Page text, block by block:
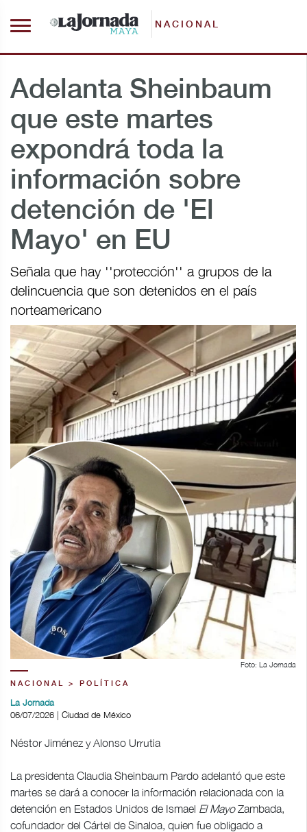
NACIONAL
Adelanta Sheinbaum
que este martes
expondrá toda la
información sobre
detención de 'El
Mayo' en EU
Señala que hay ''protección'' a grupos de la
delincuencia que son detenidos en el país
norteamericano
Foto: La Jornada
NACIONAL > POLÍTICA
La Jornada
06/07/2026 | Ciudad de México
Néstor Jiménez y Alonso Urrutia
La presidenta Claudia Sheinbaum Pardo adelantó que este
martes se dará a conocer la información relacionada con la
detención en Estados Unidos de Ismael El MayoZambada,
cofundador del Cártel de Sinaloa, quien fue obligado a